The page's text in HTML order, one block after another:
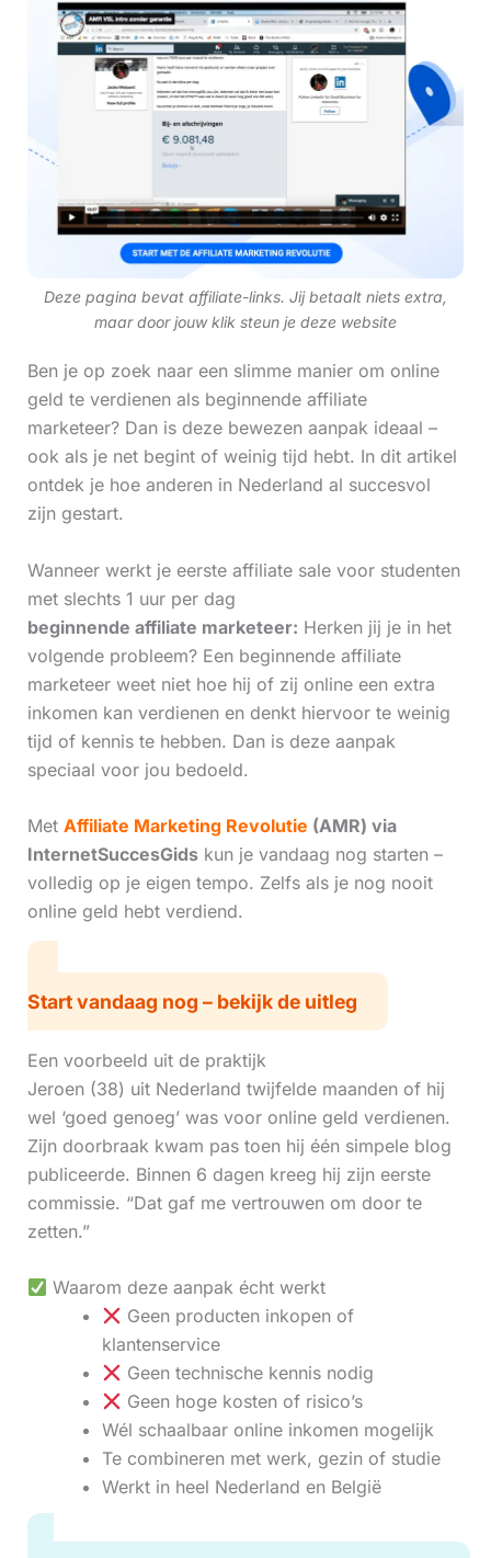
Deze pagina bevat affiliate-links. Jij betaalt niets extra,
maar door jouw klik steun je deze website
Ben je op zoek naar een slimme manier om online
geld te verdienen als beginnende affiliate
marketeer? Dan is deze bewezen aanpak ideaal –
ook als je net begint of weinig tijd hebt. In dit artikel
ontdek je hoe anderen in Nederland al succesvol
zijn gestart.
Wanneer werkt je eerste affiliate sale voor studenten
met slechts 1 uur per dag
beginnende affiliate marketeer: Herken jij je in het
volgende probleem? Een beginnende affiliate
marketeer weet niet hoe hij of zij online een extra
inkomen kan verdienen en denkt hiervoor te weinig
tijd of kennis te hebben. Dan is deze aanpak
speciaal voor jou bedoeld.
Met Affiliate Marketing Revolutie (AMR) via
InternetSuccesGidskun je vandaag nog starten –
volledig op je eigen tempo. Zelfs als je nog nooit
online geld hebt verdiend.
Start vandaag nog – bekijk de uitleg
Een voorbeeld uit de praktijk
Jeroen (38) uit Nederland twijfelde maanden of hij
wel ‘goed genoeg’ was voor online geld verdienen.
Zijn doorbraak kwam pas toen hij één simpele blog
publiceerde. Binnen 6 dagen kreeg hij zijn eerste
commissie. “Dat gaf me vertrouwen om door te
zetten.”
Waarom deze aanpak écht werkt
Geen producten inkopen of
klantenservice
Geen technische kennis nodig
Geen hoge kosten of risico’s
Wél schaalbaar online inkomen mogelijk
Te combineren met werk, gezin of studie
Werkt in heel Nederland en België